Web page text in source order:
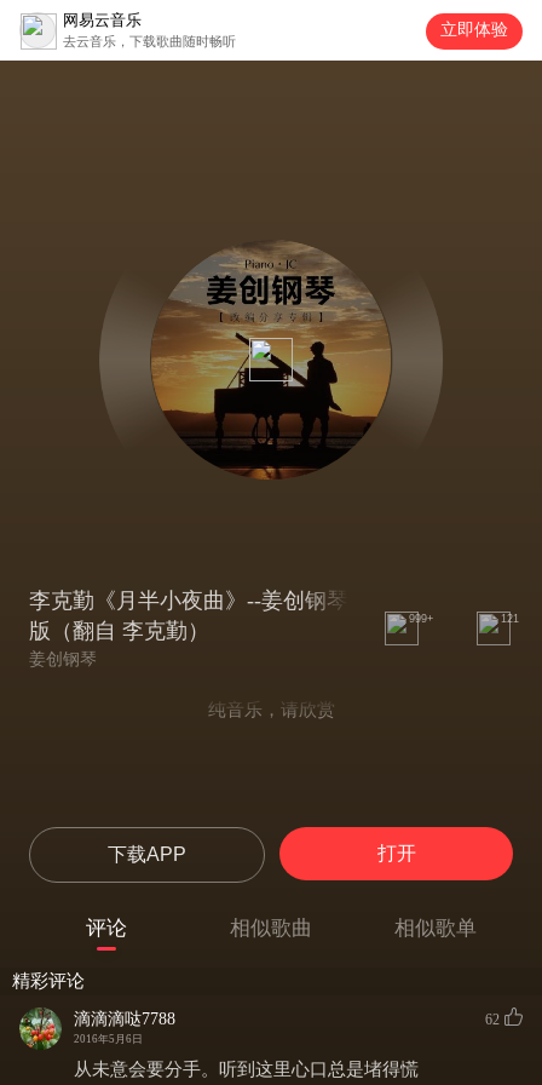
网易云音乐
去云音乐，下载歌曲随时畅听
立即体验
李克勤《月半小夜曲》--姜创钢琴
版（翻自 李克勤）
姜创钢琴
999+ 121
纯音乐，请欣赏
下载APP 打开
评论 相似歌曲 相似歌单
精彩评论
滴滴滴哒7788
2016年5月6日
62
从未意会要分手。听到这里心口总是堵得慌